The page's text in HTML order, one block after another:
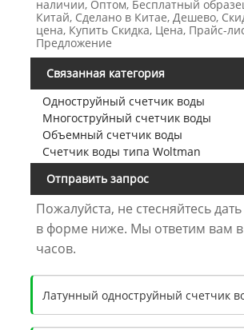
наличии, Оптом, Бесплатный
Китай, Сделано в Китае, Дешево,
цена, Купить Скидка, Цена, Прайс-
Предложение
Связанная категория
Одноструйный счетчик воды
Многоструйный счетчик воды
Объемный счетчик воды
Счетчик воды типа Woltman
Отправить запрос
Пожалуйста, не стесняйтесь
в форме ниже. Мы ответим вам в
часов.